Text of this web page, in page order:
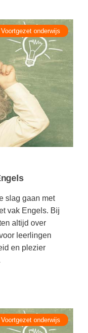
Voortgezet onderwijs
slag gaan met
vak Engels. Bij
altijd over
leerlingen
en plezier
Voortgezet onderwijs